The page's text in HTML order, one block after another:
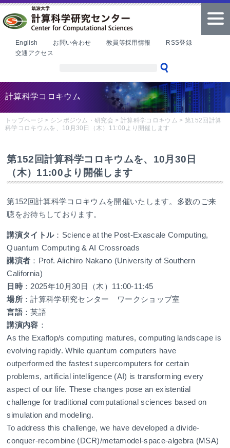
本文へ
English お問い合わせ 教員等採用情報
RSS登録
交通アクセス
計算科学コロキウム
トップページ > シンポジウム・研究会 >計算科学コロキウム > 第152回計算
科学コロキウムを、10月30日（木）11:00より開催します
第152回計算科学コロキウムを、10月30日
（木）11:00より開催します
第152回計算科学コロキウムを開催いたします。多数のご来
聴をお待ちしております。
講演タイトル：Science at the Post-Exascale Computing,
Quantum Computing & AI Crossroads
講演者 ：Prof. Aiichiro Nakano (University of Southern
California)
日時 ：2025年10月30日（木）11:00-11:45
場所 ：計算科学研究センター ワークショップ室
言語：英語
講演内容 ：
As the Exaflop/s computing matures, computing landscape is
evolving rapidly. While quantum computers have
outperformed the fastest supercomputers for certain
problems, artificial intelligence (AI) is transforming every
aspect of our life. These changes pose an existential
challenge for traditional computational sciences based on
simulation and modeling.
To address this challenge, we have developed a divide-
conquer-recombine (DCR)/metamodel-space-algebra (MSA)